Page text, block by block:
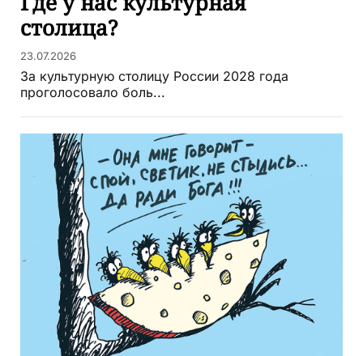
столица?
23.07.2026
За культурную столицу России 2028 года
проголосовало боль...